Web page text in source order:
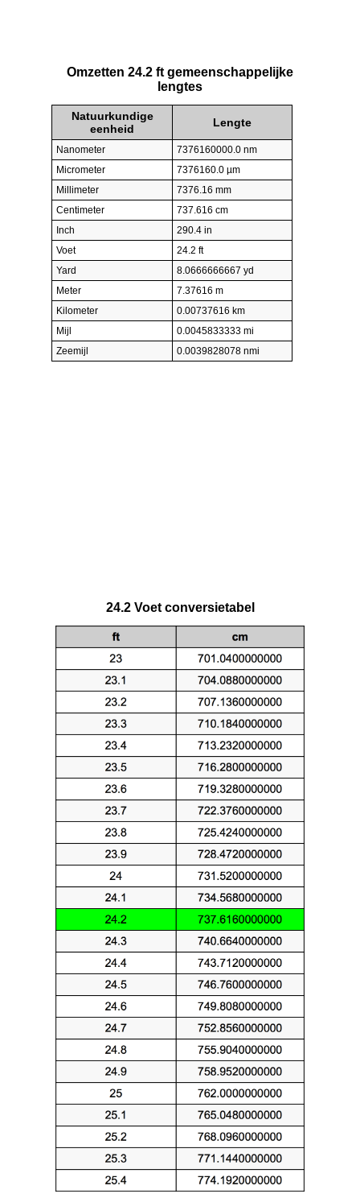
Omzetten 24.2 ft gemeenschappelijke
lengtes
Natuurkundige
eenheid
Lengte
Nanometer
7376160000.0 nm
Micrometer
7376160.0 µm
Millimeter
7376.16 mm
Centimeter
737.616 cm
Inch
290.4 in
Voet
24.2 ft
Yard
8.0666666667 yd
Meter
7.37616 m
Kilometer
0.00737616 km
Mijl
0.0045833333 mi
Zeemijl
0.0039828078 nmi
24.2 Voet conversietabel